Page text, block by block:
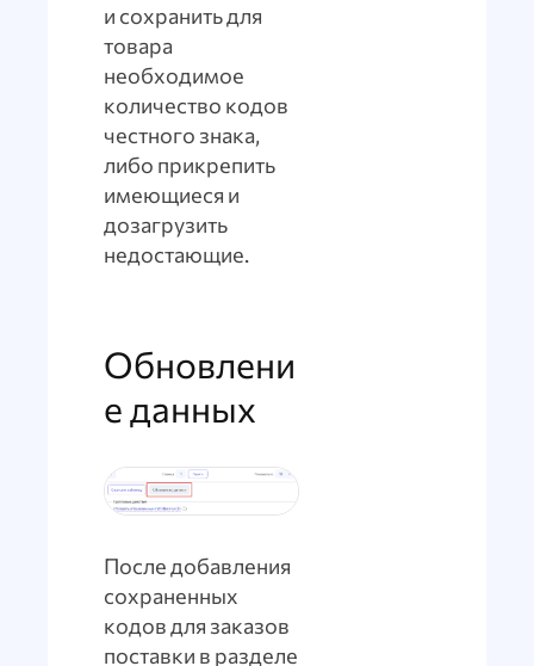
и сохранить для
товара
необходимое
количество кодов
честного знака,
либо прикрепить
имеющиеся и
дозагрузить
недостающие.
Обновлени
е данных
После добавления
сохраненных
кодов для заказов
поставки в разделе